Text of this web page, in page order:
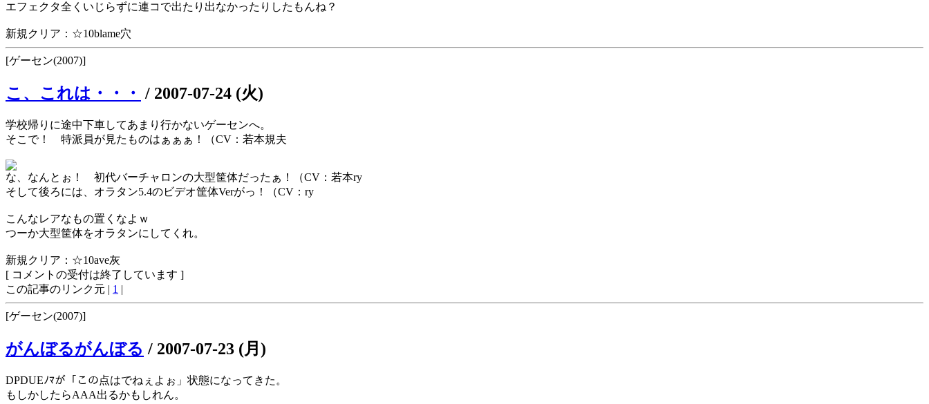
エフェクタ全くいじらずに連コで出たり出なかったりしたもんね？
新規クリア：☆10blame穴
[ゲーセン(2007)]
こ、これは・・・ / 2007-07-24 (火)
学校帰りに途中下車してあまり行かないゲーセンへ。
そこで！ 特派員が見たものはぁぁぁ！（CV：若本規夫
な、なんとぉ！ 初代バーチャロンの大型筐体だったぁ！（CV：若本ry
そして後ろには、オラタン5.4のビデオ筐体Verがっ！（CV：ry
こんなレアなもの置くなよｗ
つーか大型筐体をオラタンにしてくれ。
新規クリア：☆10ave灰
[ コメントの受付は終了しています ]
この記事のリンク元 | 1 |
[ゲーセン(2007)]
がんぼるがんぼる / 2007-07-23 (月)
DPDUEﾉﾏが「この点はでねぇよぉ」状態になってきた。
もしかしたらAAA出るかもしれん。